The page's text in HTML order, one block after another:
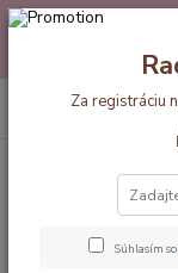
Máte nejakú otázku
pokojne aj večer
+420 777 610 855
Za registráciu
Súhlasím so